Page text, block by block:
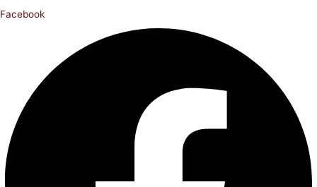
Facebook